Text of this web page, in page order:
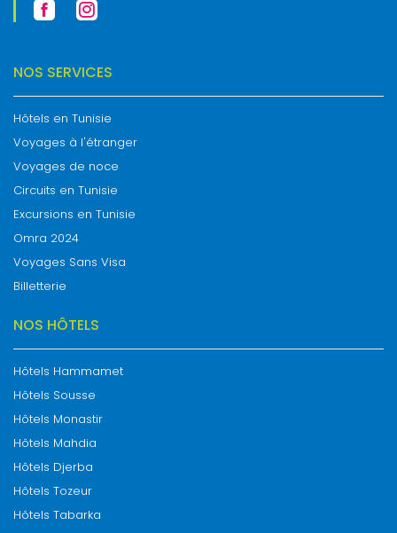
NOS SERVICES
Hôtels en Tunisie
Voyages à l'étranger
Voyages de noce
Circuits en Tunisie
Excursions en Tunisie
Omra 2024
Voyages Sans Visa
Billetterie
NOS HÔTELS
Hôtels Hammamet
Hôtels Sousse
Hôtels Monastir
Hôtels Mahdia
Hôtels Djerba
Hôtels Tozeur
Hôtels Tabarka